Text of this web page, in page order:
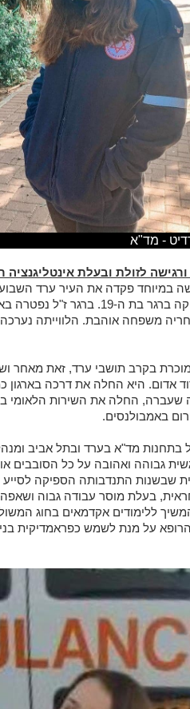
- מד"א
לזולת ובעלת אינטליגנציה
במיוחד פקדה את העיר ערד
תושבת המקום - ניקה ברגר בת ה-19.
משפחה אוהבת. הלווייתה
בקרב תושבי ערד, זאת מאחר
שעברה, החלה את השירות הלאומי
באמבולנסים.
בתחנות מד"א בערד ובתל אביב
גבוהה ואהובה על כל הסובבים
שבשנות התנדבותה הספיקה
בעלת מוסר עבודה גבוה ושאפה
על מנת לשמש כפראמדיקית